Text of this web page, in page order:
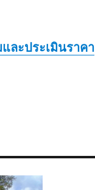
ละประเมินราคา